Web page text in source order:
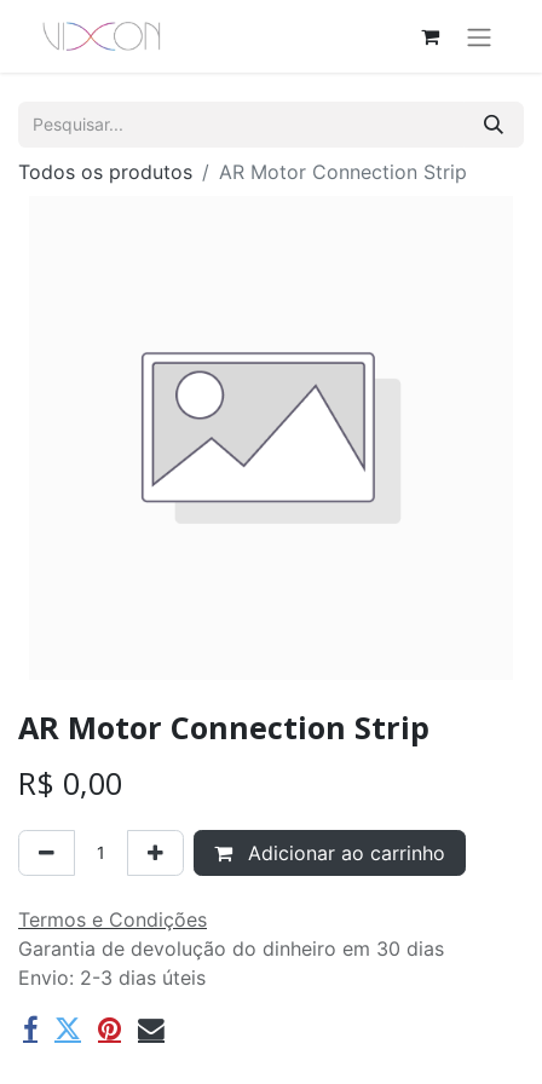
Todos os produtos AR Motor Connection Strip
AR Motor Connection Strip
R$ 0,00
Adicionar ao carrinho
Termos e Condições
Garantia de devolução do dinheiro em 30 dias
Envio: 2-3 dias úteis